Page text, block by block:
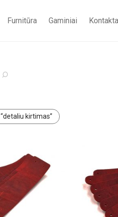
Furnitūra Gaminiai
“detaliu kirtimas”